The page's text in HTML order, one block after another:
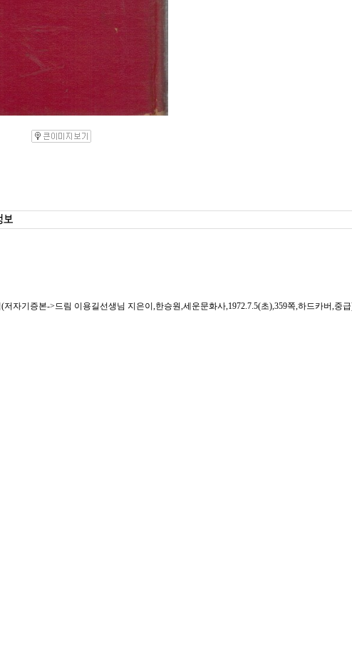
자기증본->드림 이용길선생님 지은이,한승원,세운문화사,1972.7.5(초),359쪽,하드카버,중